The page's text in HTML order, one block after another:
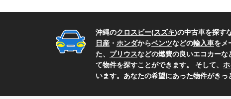
沖縄のクロスビー(スズキ)の中古車を探す
日産 ・ ホンダからベンツなどの輸入車をメ
た、 プリウスなどの燃費の良いエコカー
て物件を探すことができます。 そして、
います。あなたの希望にあった物件がきっ